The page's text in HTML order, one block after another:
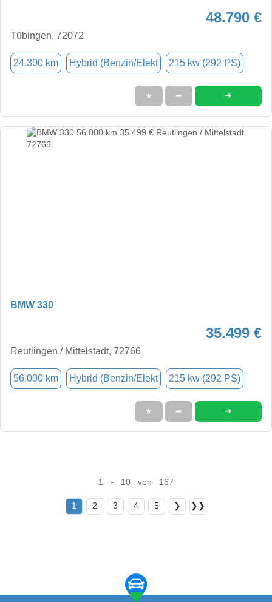
48.790 €
Tübingen, 72072
24.300 km Hybrid (Benzin/Elekt 215 kw (292 PS)
★ ➦ ➜
BMW 330
35.499 €
Reutlingen / Mittelstadt, 72766
56.000 km Hybrid (Benzin/Elekt 215 kw (292 PS)
★ ➦ ➜
1 - 10 von 167
1 2 3 4 5 ❯ ❯❯